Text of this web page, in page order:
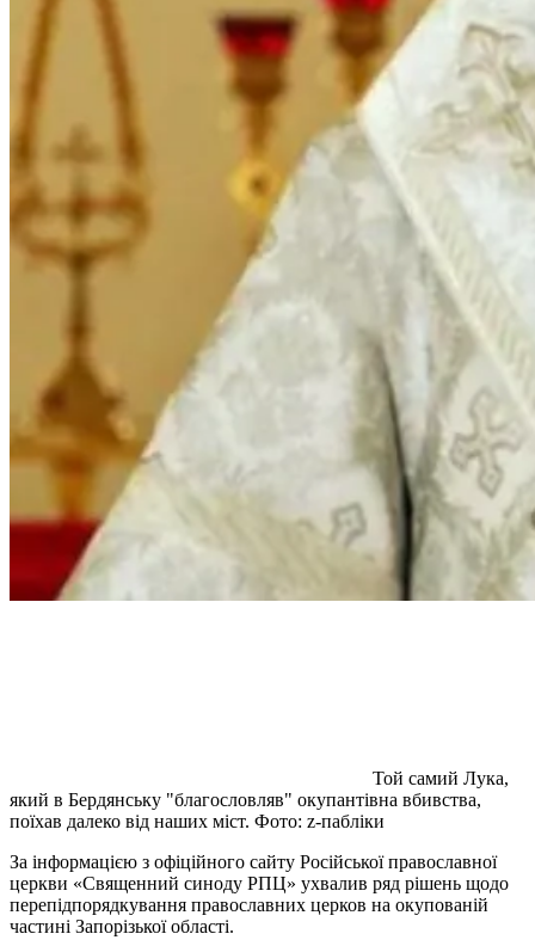
Той самий Лука,
який в Бердянську "благословляв" окупантівна вбивства,
поїхав далеко від наших міст. Фото: z-пабліки
За інформацією з офіційного сайту Російської православної
церкви «Священний синоду РПЦ» ухвалив ряд рішень щодо
перепідпорядкування православних церков на окупованій
частині Запорізької області.